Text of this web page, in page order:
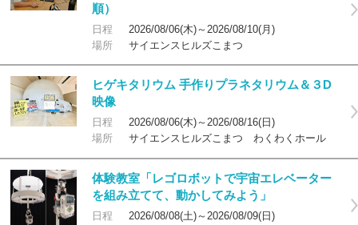
順）
日程
2026/08/06(木)～2026/08/10(月)
場所
サイエンスヒルズこまつ
ヒゲキタリウム 手作りプラネタリウム＆３D
映像
日程
2026/08/06(木)～2026/08/16(日)
場所
サイエンスヒルズこまつ わくわくホール
体験教室「レゴロボットで宇宙エレベーター
を組み立てて、動かしてみよう」
日程
2026/08/08(土)～2026/08/09(日)